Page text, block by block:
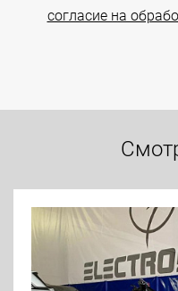
согласие на